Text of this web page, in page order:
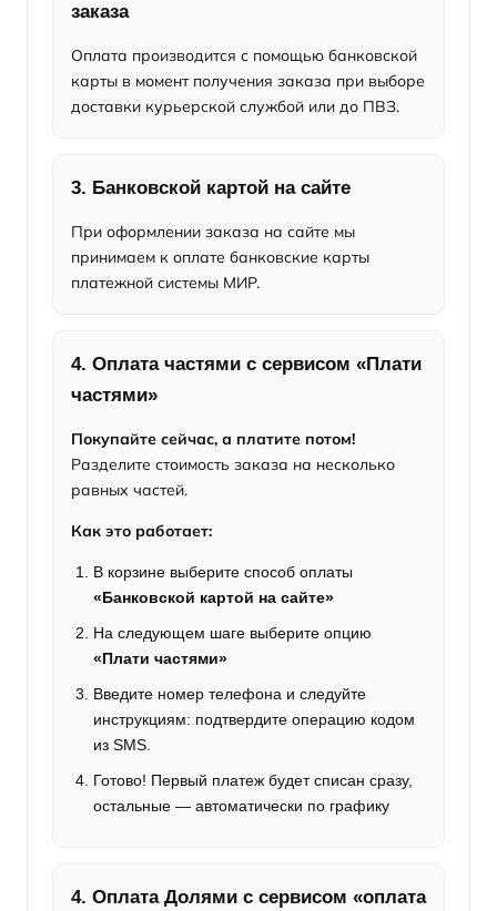
заказа
Оплата производится с помощью банковской
карты в момент получения заказа при выборе
доставки курьерской службой или до ПВЗ.
3. Банковской картой на сайте
При оформлении заказа на сайте мы
принимаем к оплате банковские карты
платежной системы МИР.
4. Оплата частями с сервисом «Плати
частями»
Покупайте сейчас, а платите потом!
Разделите стоимость заказа на несколько
равных частей.
Как это работает:
В корзине выберите способ оплаты
«Банковской картой на сайте»
На следующем шаге выберите опцию
«Плати частями»
Введите номер телефона и следуйте
инструкциям: подтвердите операцию кодом
из SMS.
Готово! Первый платеж будет списан сразу,
остальные — автоматически по графику
4. Оплата Долями с сервисом «оплата